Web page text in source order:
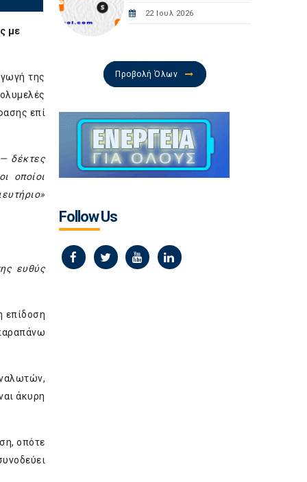
με
της
επί
δέκτες
οποίοι
ευθύς
επίδοση
άκυρη
οπότε
22 Ιουλ 2026
Προβολή Όλων
Follow Us